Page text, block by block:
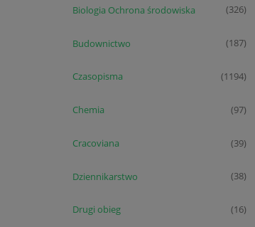
Biologia Ochrona środowiska (326)
Budownictwo (187)
Czasopisma (1194)
Chemia (97)
Cracoviana (39)
Dziennikarstwo (38)
Drugi obieg (16)